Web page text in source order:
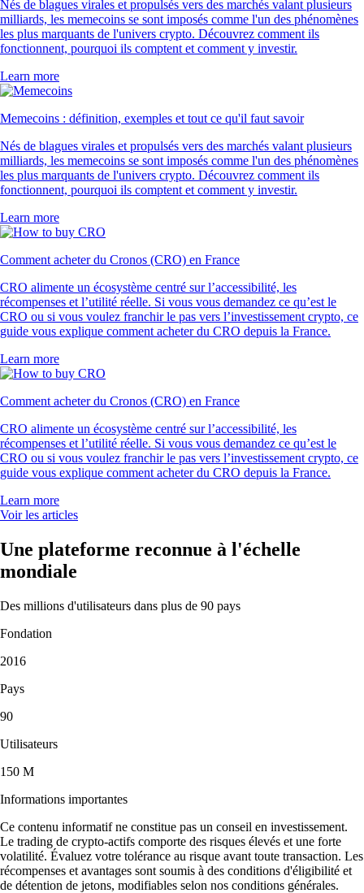
Nés de blagues virales et propulsés vers des marchés valant plusieurs
milliards, les memecoins se sont imposés comme l'un des phénomènes
les plus marquants de l'univers crypto. Découvrez comment ils
fonctionnent, pourquoi ils comptent et comment y investir.
Learn more
Memecoins : définition, exemples et tout ce qu'il faut savoir
Nés de blagues virales et propulsés vers des marchés valant plusieurs
milliards, les memecoins se sont imposés comme l'un des phénomènes
les plus marquants de l'univers crypto. Découvrez comment ils
fonctionnent, pourquoi ils comptent et comment y investir.
Learn more
Comment acheter du Cronos (CRO) en France
CRO alimente un écosystème centré sur l’accessibilité, les
récompenses et l’utilité réelle. Si vous vous demandez ce qu’est le
CRO ou si vous voulez franchir le pas vers l’investissement crypto, ce
guide vous explique comment acheter du CRO depuis la France.
Learn more
Comment acheter du Cronos (CRO) en France
CRO alimente un écosystème centré sur l’accessibilité, les
récompenses et l’utilité réelle. Si vous vous demandez ce qu’est le
CRO ou si vous voulez franchir le pas vers l’investissement crypto, ce
guide vous explique comment acheter du CRO depuis la France.
Learn more
Voir les articles
Une plateforme reconnue à l'échelle
mondiale
Des millions d'utilisateurs dans plus de 90 pays
Fondation
2016
Pays
90
Utilisateurs
150 M
Informations importantes
Ce contenu informatif ne constitue pas un conseil en investissement.
Le trading de crypto-actifs comporte des risques élevés et une forte
volatilité. Évaluez votre tolérance au risque avant toute transaction. Les
récompenses et avantages sont soumis à des conditions d'éligibilité et
de détention de jetons, modifiables selon nos conditions générales.